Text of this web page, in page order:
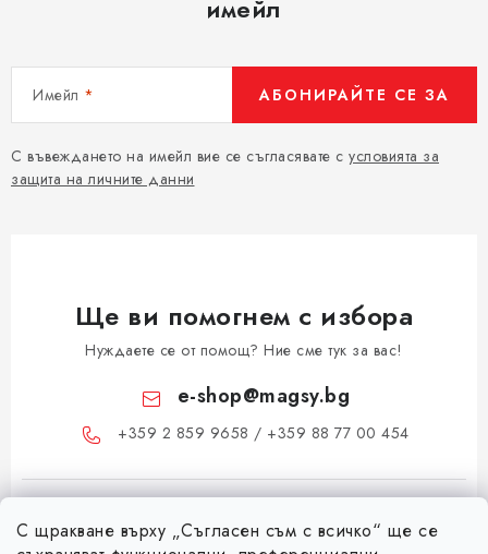
С щракване върху „Съгласен съм с всичко“ ще се
имейл
Имейл
С въвеждането на имейл вие се съгласявате с условията за
защита на личните данни
АБОНИРАЙТЕ СЕ ЗА
Ще ви помогнем с избора
Нуждаете се от помощ? Ние сме тук за вас!
e-shop@magsy.bg
+359 2 859 9658 / +359 88 77 00 454